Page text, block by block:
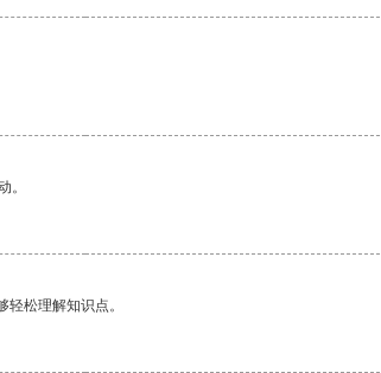
。
松理解知识点。